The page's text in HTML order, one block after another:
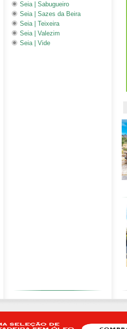
Seia | Sabugueiro
Seia | Sazes da Beira
Seia | Teixeira
Seia | Valezim
Seia | Vide